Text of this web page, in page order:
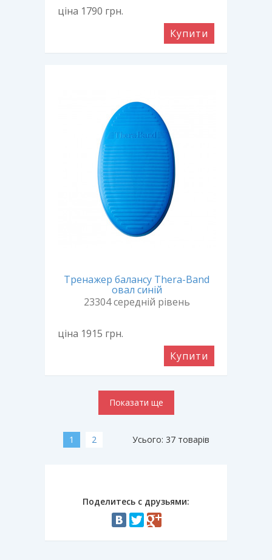
ціна 1790 грн.
Купити
Тренажер балансу Thera-Band
овал синій
23304 середній рівень
ціна 1915 грн.
Купити
Показати ще
1 2 Усього: 37 товарів
Поделитесь с друзьями: